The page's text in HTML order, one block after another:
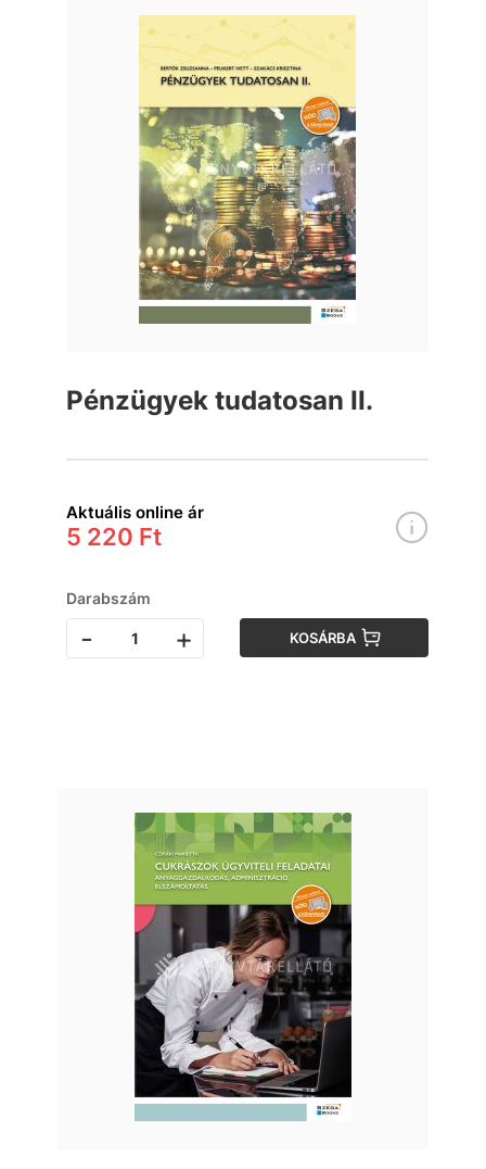
Pénzügyek tudatosan II.
Aktuális online ár
5 220 Ft
Darabszám
- + KOSÁRBA